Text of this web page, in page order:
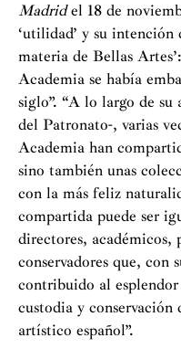
Pero esta Medalla al
indirectamente a la
tienen una historia de
conocida por muchos
que comienza desde el
proyecto encargado por
de un Museo
desestimara. Y también
del Prado, hubo una
directores debían ser
numerarios de nuestra
de forma natural, pues
que ha tenido el Museo,
miembros de la
Madridel 18 de
‘utilidad’ y su intención
materia de Bellas
Academia se había
siglo”. “A lo largo de su
del Patronato-, varias
Academia han
sino también unas
con la más feliz
compartida puede ser
directores, académicos,
conservadores que, con
contribuido al
custodia y
artístico español”.